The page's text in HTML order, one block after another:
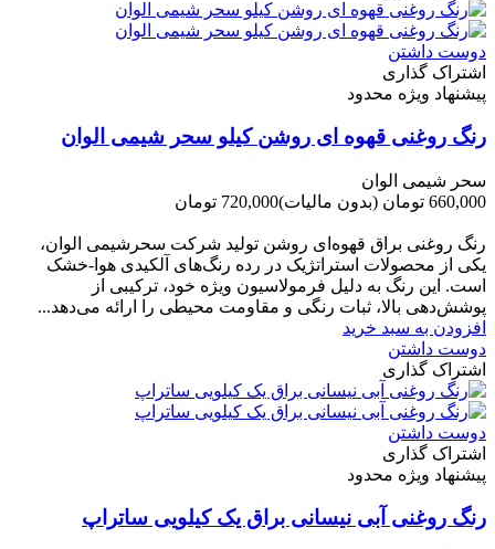
دوست داشتن
اشتراک گذاری
پیشنهاد ویژه محدود
رنگ روغنی قهوه ای روشن کیلو سحر شیمی الوان
سحر شیمی الوان
660,000 تومان
(بدون مالیات)720,000 تومان
رنگ روغنی براق قهوه‌ای روشن تولید شرکت سحرشیمی الوان،
یکی از محصولات استراتژیک در رده رنگ‌های آلکیدی هوا-خشک
است. این رنگ به دلیل فرمولاسیون ویژه خود، ترکیبی از
پوشش‌دهی بالا، ثبات رنگی و مقاومت محیطی را ارائه می‌دهد...
افزودن به سبد خرید
دوست داشتن
اشتراک گذاری
دوست داشتن
اشتراک گذاری
پیشنهاد ویژه محدود
رنگ روغنی آبی نیسانی براق یک کیلویی ساتراپ